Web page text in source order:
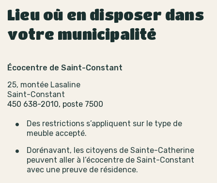
Lieu où en disposer dans
votre municipalité
Écocentre de Saint-Constant
25, montée Lasaline
Saint-Constant
450 638-2010, poste 7500
Des restrictions s’appliquent sur le type de
meuble accepté.
Dorénavant, les citoyens de Sainte-Catherine
peuvent aller à l’écocentre de Saint-Constant
avec une preuve de résidence.